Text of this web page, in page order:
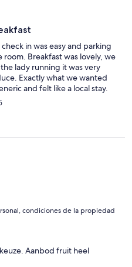
in was easy and parking
Breakfast was lovely, we
lady running it was very
Exactly what we wanted
and felt like a local stay.
condiciones de la propiedad
Aanbod fruit heel